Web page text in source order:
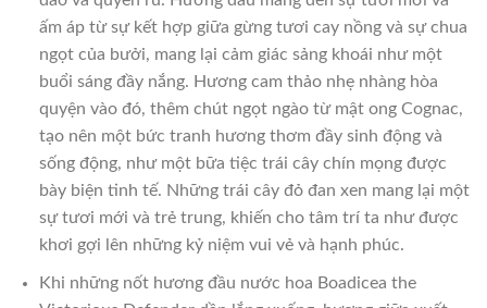
ấm áp từ sự kết hợp giữa gừng tươi cay nồng và sự chua
ngọt của bưởi, mang lại cảm giác sảng khoái như một
buổi sáng đầy nắng. Hương cam thảo nhẹ nhàng hòa
quyện vào đó, thêm chút ngọt ngào từ mật ong Cognac,
tạo nên một bức tranh hương thơm đầy sinh động và
sống động, như một bữa tiệc trái cây chín mọng được
bày biện tinh tế. Những trái cây đỏ đan xen mang lại một
sự tươi mới và trẻ trung, khiến cho tâm trí ta như được
khơi gợi lên những kỷ niệm vui vẻ và hạnh phúc.
Khi những nốt hương đầu nước hoa Boadicea the